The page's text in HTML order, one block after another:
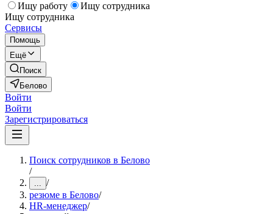
Ищу работу
Ищу сотрудника
Ищу сотрудника
Сервисы
Помощь
Ещё
Поиск
Белово
Войти
Войти
Зарегистрироваться
Поиск сотрудников в Белово
/
... /
резюме в Белово/
HR-менеджер/